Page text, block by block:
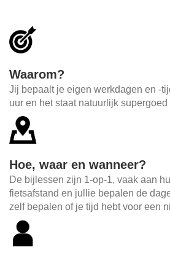
Waarom?
Jij bepaalt je eigen werkdagen en -
uur en het staat natuurlijk supergoed
Hoe, waar en wanneer?
De bijlessen zijn 1-op-1, vaak aan
fietsafstand en jullie bepalen de
zelf bepalen of je tijd hebt voor een